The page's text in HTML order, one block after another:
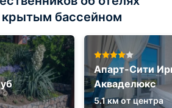
крытым бассейном
Апарт-Сити
Акваделюкс
5.1 км от центра